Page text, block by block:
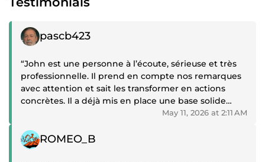
Positive review
pascb423
“John est une personne à l’écoute, sérieuse et très
professionnelle. Il prend en compte nos remarques
avec attention et sait les transformer en actions
concrètes. Il a déjà mis en place une base solide
pour mon nouveau site, et dans la page-speed, la
que recommander vivement ses services.”
May 11, 2026 at 2:11 AM
Positive review
ROMEO_B